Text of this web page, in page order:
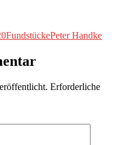
Kategorien
FundstückeSchlagwörter
Peter Handke
Erforderliche